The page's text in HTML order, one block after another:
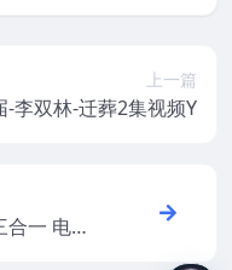
上一篇
李双林-迁葬2集视频Y
一 电子